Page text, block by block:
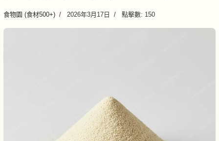
食物園 (食材500+) 2026年3月17日 點擊數: 150